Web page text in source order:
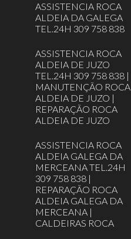
ASSISTENCIA ROCA
ALDEIA DA GALEGA
TEL.24H 309 758 838
ASSISTENCIA ROCA
ALDEIA DE JUZO
TEL.24H 309 758 838 |
MANUTENÇÃO ROCA
ALDEIA DE JUZO |
REPARAÇÃO ROCA
ALDEIA DE JUZO
ASSISTENCIA ROCA
ALDEIA GALEGA DA
MERCEANA TEL.24H
309 758 838 |
REPARAÇÃO ROCA
ALDEIA GALEGA DA
MERCEANA |
CALDEIRAS ROCA